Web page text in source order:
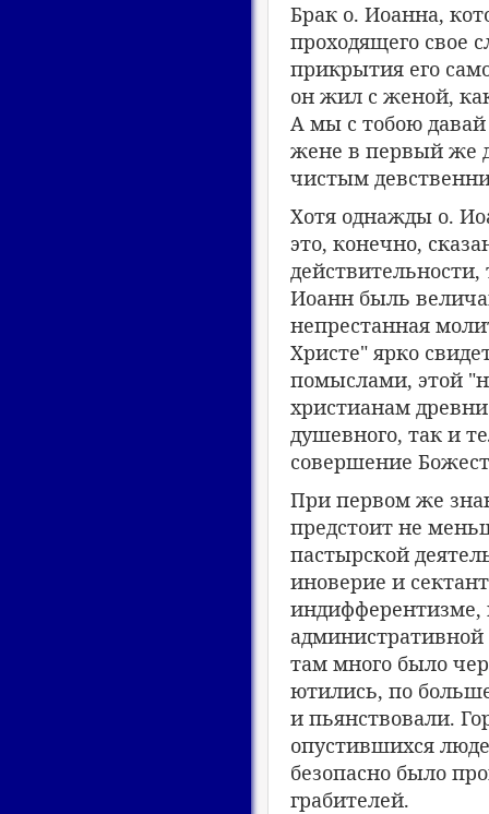
Брак о. Иоанна,
проходящего свое
прикрытия его
он жил с женой,
А мы с тобою давай
жене в первый же
чистым
Хотя однажды о.
это, конечно,
Иоанн быль
непрестанная
Христе" ярко
помыслами, этой
христианам
душевного, так и
совершение
При первом же
предстоит не
пастырской
иноверие и
индифферентизме,
там много было
ютились, по
и пьянствовали.
опустившихся
безопасно было
грабителей.